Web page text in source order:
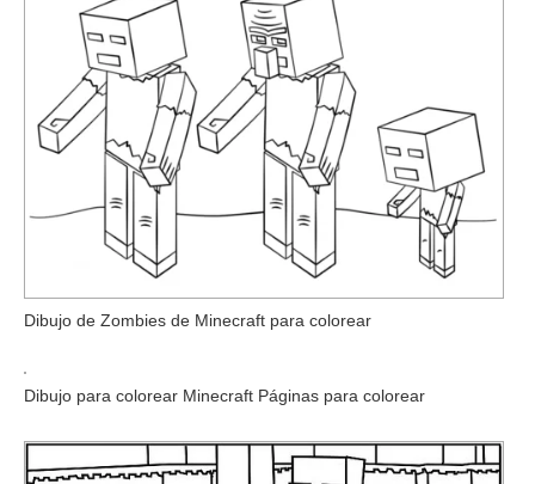
Dibujo de Zombies de Minecraft para colorear
Dibujo para colorear Minecraft Páginas para colorear